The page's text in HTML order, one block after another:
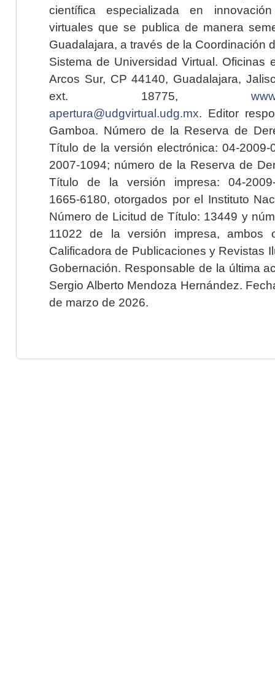
científica especializada en
virtuales que se publica de manera
Guadalajara, a través de la Coordinación
Sistema de Universidad Virtual. Oficinas
Arcos Sur, CP 44140, Guadalajara,
ext. 18775,
apertura@udgvirtual.udg.mx. Editor
Gamboa. Número de la Reserva de
Título de la versión electrónica: 04-2009-
2007-1094; número de la Reserva de
Título de la versión impresa: 04-2009-
1665-6180, otorgados por el Instituto
Número de Licitud de Título: 13449 y
11022 de la versión impresa, ambos
Calificadora de Publicaciones y Revistas
Gobernación. Responsable de la última
Sergio Alberto Mendoza Hernández.
de marzo de 2026.